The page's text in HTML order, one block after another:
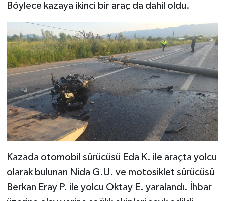
Böylece kazaya ikinci bir araç da dahil oldu.
Kazada otomobil sürücüsü Eda K. ile araçta yolcu
olarak bulunan Nida G.U. ve motosiklet sürücüsü
Berkan Eray P. ile yolcu Oktay E. yaralandı. İhbar